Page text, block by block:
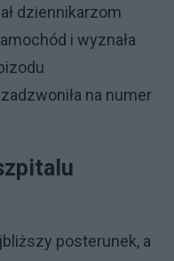
dziennikarzom
i wyznała
na numer
posterunek, a